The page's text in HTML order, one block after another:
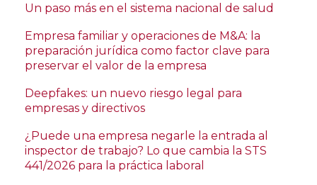
Un paso más en el sistema nacional de salud
Empresa familiar y operaciones de M&A: la
preparación jurídica como factor clave para
preservar el valor de la empresa
Deepfakes: un nuevo riesgo legal para
empresas y directivos
¿Puede una empresa negarle la entrada al
inspector de trabajo? Lo que cambia la STS
441/2026 para la práctica laboral